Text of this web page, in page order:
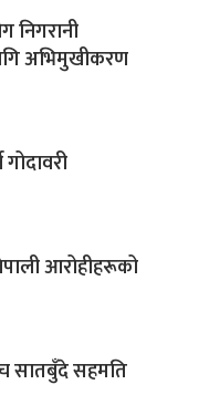
निगरानी
अभिमुखीकरण
आरोहीहरूको
सातबुँदे सहमति